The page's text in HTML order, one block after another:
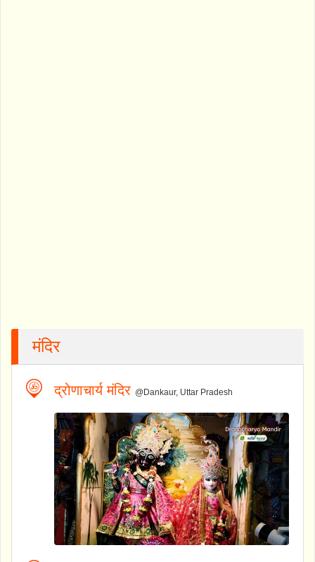
मंदिर
द्रोणाचार्य मंदिर @Dankaur, Uttar Pradesh